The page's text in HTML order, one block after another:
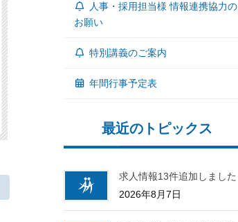
人事・採用担当様 情報連携協力の
お願い
特別講義のご案内
年間行事予定表
最近のトピックス
求人情報13件追加しました
2026年8月7日